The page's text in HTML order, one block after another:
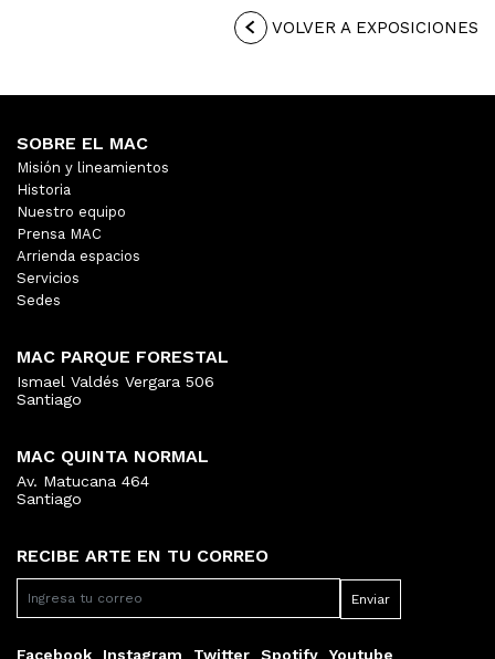
VOLVER A EXPOSICIONES
RECIBE ARTE EN TU CORREO
Facebook Instagram Twitter Spotify Youtube
SOBRE EL MAC
Misión y lineamientos
Historia
Nuestro equipo
Prensa MAC
Arrienda espacios
Servicios
Sedes
MAC PARQUE FORESTAL
Ismael Valdés Vergara 506
Santiago
MAC QUINTA NORMAL
Av. Matucana 464
Santiago